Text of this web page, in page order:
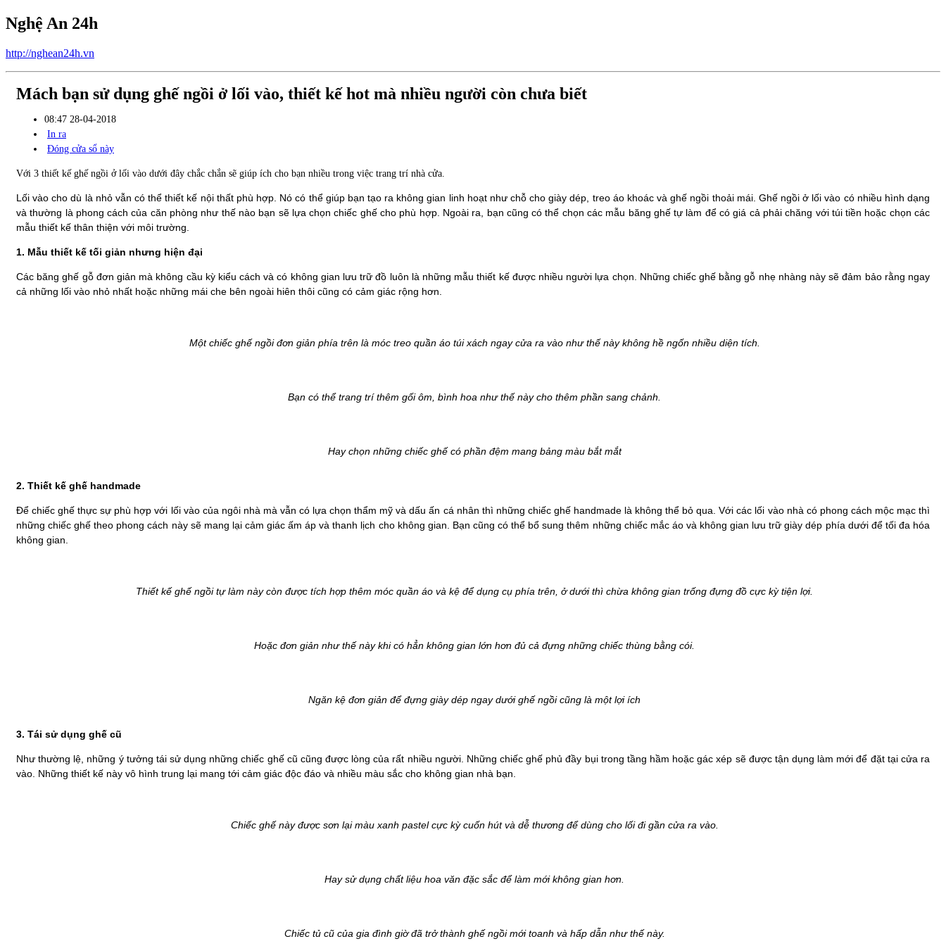
Nghệ An 24h
http://nghean24h.vn
Mách bạn sử dụng ghế ngồi ở lối vào, thiết kế hot mà nhiều người còn chưa biết
08:47 28-04-2018
In ra
Đóng cửa sổ này
Với 3 thiết kế ghế ngồi ở lối vào dưới đây chắc chắn sẽ giúp ích cho bạn nhiều trong việc trang trí nhà cửa.
Lối vào cho dù là nhỏ vẫn có thể thiết kế nội thất phù hợp. Nó có thể giúp bạn tạo ra không gian linh hoạt như chỗ cho giày dép, treo áo khoác và ghế ngồi thoải mái. Ghế ngồi ở lối vào có nhiều hình dạng
và thường là phong cách của căn phòng như thế nào bạn sẽ lựa chọn chiếc ghế cho phù hợp. Ngoài ra, bạn cũng có thể chọn các mẫu băng ghế tự làm để có giá cả phải chăng với túi tiền hoặc chọn các
mẫu thiết kế thân thiện với môi trường.
1. Mẫu thiết kế tối giản nhưng hiện đại
Các băng ghế gỗ đơn giản mà không cầu kỳ kiểu cách và có không gian lưu trữ đồ luôn là những mẫu thiết kế được nhiều người lựa chọn. Những chiếc ghế bằng gỗ nhẹ nhàng này sẽ đảm bảo rằng ngay
cả những lối vào nhỏ nhất hoặc những mái che bên ngoài hiên thôi cũng có cảm giác rộng hơn.
Một chiếc ghế ngồi đơn giản phía trên là móc treo quần áo túi xách ngay cửa ra vào như thế này không hề ngốn nhiều diện tích.
Bạn có thể trang trí thêm gối ôm, bình hoa như thế này cho thêm phần sang chảnh.
Hay chọn những chiếc ghế có phần đệm mang bảng màu bắt mắt
2. Thiết kế ghế handmade
Để chiếc ghế thực sự phù hợp với lối vào của ngôi nhà mà vẫn có lựa chọn thẩm mỹ và dấu ấn cá nhân thì những chiếc ghế handmade là không thể bỏ qua. Với các lối vào nhà có phong cách mộc mạc thì
những chiếc ghế theo phong cách này sẽ mang lại cảm giác ấm áp và thanh lịch cho không gian. Bạn cũng có thể bổ sung thêm những chiếc mắc áo và không gian lưu trữ giày dép phía dưới để tối đa hóa
không gian.
Thiết kế ghế ngồi tự làm này còn được tích hợp thêm móc quần áo và kệ để dụng cụ phía trên, ở dưới thì chừa không gian trống đựng đồ cực kỳ tiện lợi.
Hoặc đơn giản như thế này khi có hẳn không gian lớn hơn đủ cả đựng những chiếc thùng bằng cói.
Ngăn kệ đơn giản để đựng giày dép ngay dưới ghế ngồi cũng là một lợi ích
3. Tái sử dụng ghế cũ
Như thường lệ, những ý tưởng tái sử dụng những chiếc ghế cũ cũng được lòng của rất nhiều người. Những chiếc ghế phủ đầy bụi trong tầng hầm hoặc gác xép sẽ được tận dụng làm mới để đặt tại cửa ra
vào. Những thiết kế này vô hình trung lại mang tới cảm giác độc đáo và nhiều màu sắc cho không gian nhà bạn.
Chiếc ghế này được sơn lại màu xanh pastel cực kỳ cuốn hút và dễ thương để dùng cho lối đi gần cửa ra vào.
Hay sử dụng chất liệu hoa văn đặc sắc để làm mới không gian hơn.
Chiếc tủ cũ của gia đình giờ đã trở thành ghế ngồi mới toanh và hấp dẫn như thế này.